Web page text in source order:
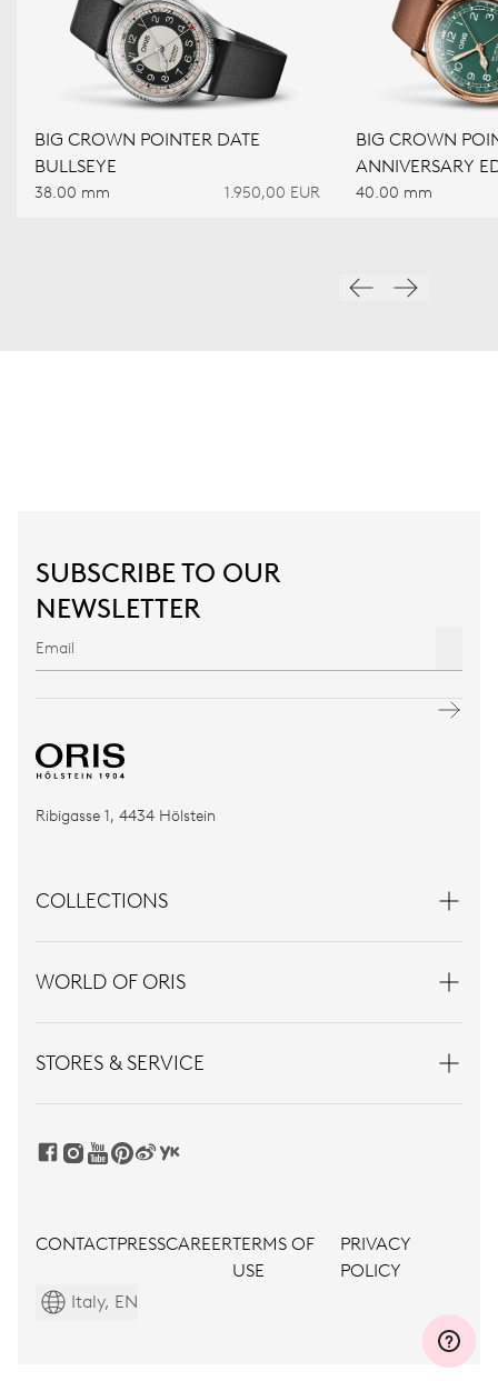
BIG CROWN POINTER DATE
BULLSEYE
38.00 mm 1.950,00 EUR
BIG CROWN
ANNIVERSARY
40.00 mm
SUBSCRIBE TO OUR
NEWSLETTER
Ribigasse 1, 4434 Hölstein
COLLECTIONS
WORLD OF ORIS
STORES & SERVICE
CONTACTPRESSCAREERTERMS OF
USE
PRIVACY
POLICY
Italy, EN